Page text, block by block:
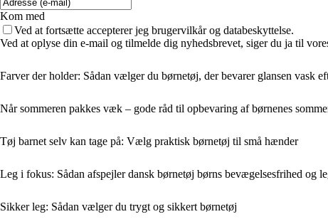
Kom med
Ved at fortsætte accepterer jeg brugervilkår og databeskyttelse.
Ved at oplyse din e-mail og tilmelde dig nyhedsbrevet, siger du ja til
Farver der holder: Sådan vælger du børnetøj, der bevarer glansen vask
Når sommeren pakkes væk – gode råd til opbevaring af børnenes
Tøj barnet selv kan tage på: Vælg praktisk børnetøj til små hænder
Leg i fokus: Sådan afspejler dansk børnetøj børns bevægelsesfrihed og
Sikker leg: Sådan vælger du trygt og sikkert børnetøj